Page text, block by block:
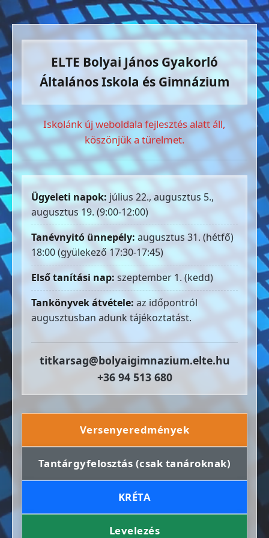
ELTE Bolyai János Gyakorló
Általános Iskola és Gimnázium
Iskolánk új weboldala fejlesztés alatt áll,
köszönjük a türelmet.
Ügyeleti napok: július 22., augusztus 5.,
augusztus 19. (9:00-12:00)
Tanévnyitó ünnepély: augusztus 31. (hétfő)
18:00 (gyülekező 17:30-17:45)
Első tanítási nap: szeptember 1. (kedd)
Tankönyvek átvétele: az időpontról
augusztusban adunk tájékoztatást.
titkarsag@bolyaigimnazium.elte.hu
+36 94 513 680
Versenyeredmények
Tantárgyfelosztás (csak tanároknak)
KRÉTA
Levelezés